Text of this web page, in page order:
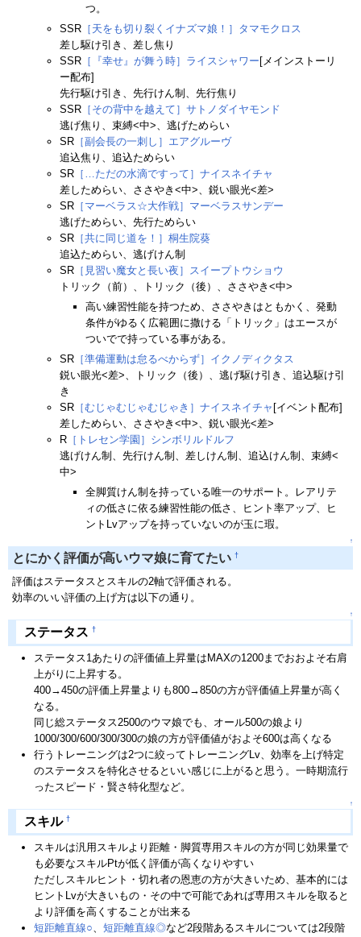
つ。
SSR ［天をも切り裂くイナズマ娘！］タマモクロス
差し駆け引き、差し焦り
SSR ［『幸せ』が舞う時］ライスシャワー [メインストーリ
ー配布]
先行駆け引き、先行けん制、先行焦り
SSR ［その背中を越えて］サトノダイヤモンド
逃げ焦り、束縛<中>、逃げためらい
SR ［副会長の一刺し］エアグルーヴ
追込焦り、追込ためらい
SR ［…ただの水滴ですって］ナイスネイチャ
差しためらい、ささやき<中>、鋭い眼光<差>
SR ［マーベラス☆大作戦］マーベラスサンデー
逃げためらい、先行ためらい
SR ［共に同じ道を！］桐生院葵
追込ためらい、逃げけん制
SR ［見習い魔女と長い夜］スイープトウショウ
トリック（前）、トリック（後）、ささやき<中>
高い練習性能を持つため、ささやきはともかく、発動
条件がゆるく広範囲に撒ける「トリック」はエースが
ついでで持っている事がある。
SR ［準備運動は怠るべからず］イクノディクタス
鋭い眼光<差>、トリック（後）、逃げ駆け引き、追込駆け引
き
SR ［むじゃむじゃむじゃき］ナイスネイチャ [イベント配布]
差しためらい、ささやき<中>、鋭い眼光<差>
R ［トレセン学園］シンボリルドルフ
逃げけん制、先行けん制、差しけん制、追込けん制、束縛<
中>
全脚質けん制を持っている唯一のサポート。レアリテ
ィの低さに依る練習性能の低さ、ヒント率アップ、ヒ
ントLvアップを持っていないのが玉に瑕。
↑
とにかく評価が高いウマ娘に育てたい †
評価はステータスとスキルの2軸で評価される。
効率のいい評価の上げ方は以下の通り。
↑
ステータス †
ステータス1あたりの評価値上昇量はMAXの1200までおおよそ右肩
上がりに上昇する。
400→450の評価上昇量よりも800→850の方が評価値上昇量が高く
なる。
同じ総ステータス2500のウマ娘でも、オール500の娘より
1000/300/600/300/300の娘の方が評価値がおよそ600は高くなる
行うトレーニングは2つに絞ってトレーニングLv、効率を上げ特定
のステータスを特化させるといい感じに上がると思う。一時期流行
ったスピード・賢さ特化型など。
↑
スキル †
スキルは汎用スキルより距離・脚質専用スキルの方が同じ効果量で
も必要なスキルPtが低く評価が高くなりやすい
ただしスキルヒント・切れ者の恩恵の方が大きいため、基本的には
ヒントLvが大きいもの・その中で可能であれば専用スキルを取ると
より評価を高くすることが出来る
短距離直線○、 短距離直線◎など2段階あるスキルについては2段階